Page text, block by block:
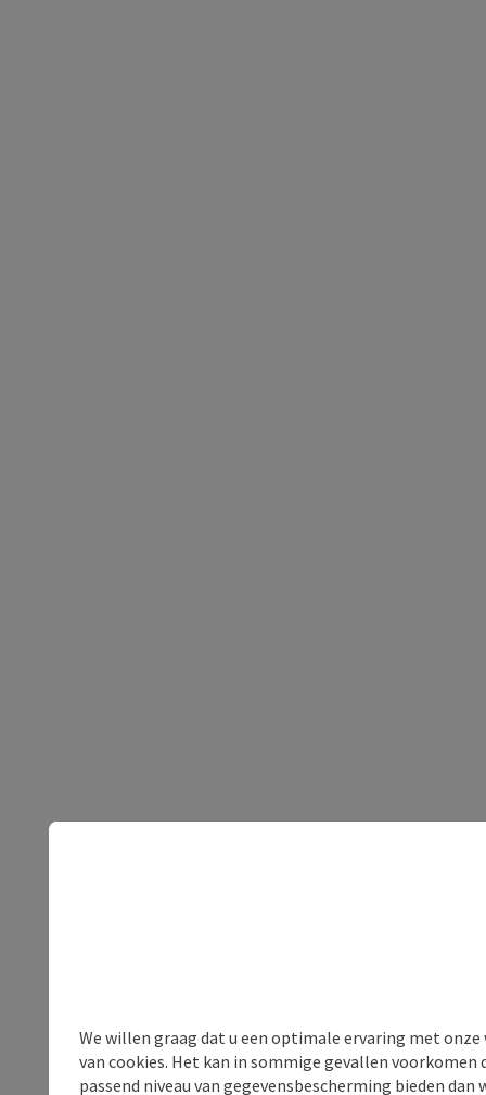
We willen graag dat u een optimale ervaring met
van cookies. Het kan in sommige gevallen voorkomen
passend niveau van gegevensbescherming bieden